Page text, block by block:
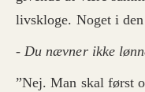
livskloge. Noget i
-Du nævner ikke
”Nej. Man skal først